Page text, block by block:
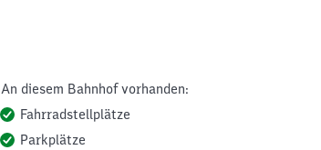
An diesem Bahnhof vorhanden:
Fahrradstellplätze
Parkplätze